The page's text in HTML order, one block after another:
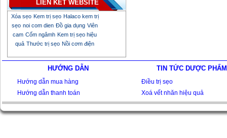
LIÊN KẾT WEBSITE
Xóa sẹo Kem trị sẹo Halaco kem trị
sẹo noi com dien Đồ gia dụng Viên
cam Cốm ngâmh Kem trị sẹo hiệu
quả Thước trị sẹo Nồi cơm điện
HƯỚNG DẪN
Hướng dẫn mua hàng
Hướng dẫn thanh toán
TIN TỨC DƯỢC PHẨM
Điều trị sẹo
Xoá vết nhăn hiệu quả